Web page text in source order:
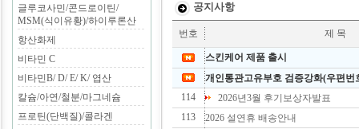
글루코사민/콘드로이틴/
MSM(식이유황)/하이루론산
항산화제
비타민 C
비타민B/ D/ E/ K/ 엽산
칼슘/아연/철분/마그네슘
프로틴(단백질)/콜라겐
공지사항
번호 제 목
스킨케어 제품 출시
개인통관고유부호 검증강화(우편번
114
2026년3월 후기보상자발표
113
2026 설연휴 배송안내